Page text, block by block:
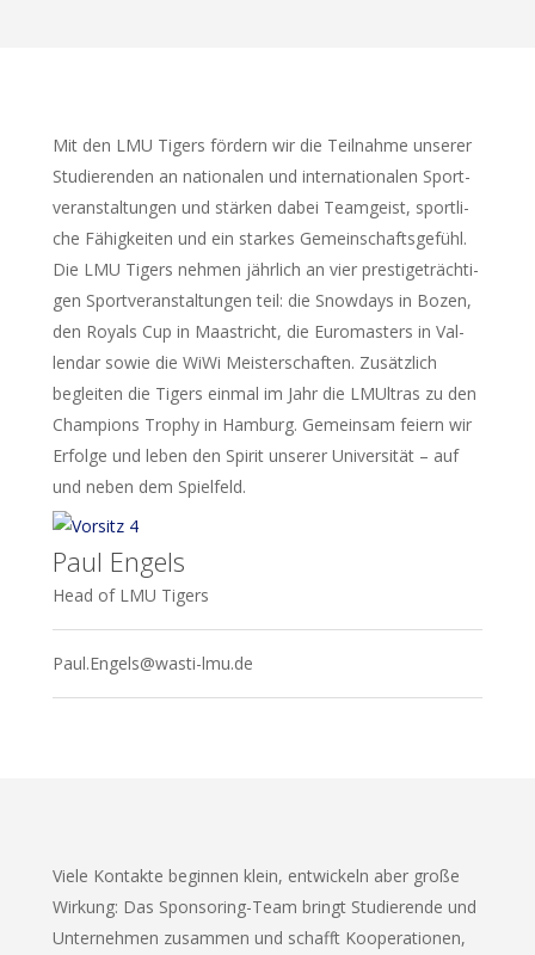
Mit den LMU Tigers för­dern wir die Teil­nah­me unse­rer
Stu­die­ren­den an natio­na­len und inter­na­tio­na­len Sport­
ver­an­stal­tun­gen und stär­ken dabei Team­geist, sport­li­
che Fähig­kei­ten und ein star­kes Gemein­schafts­ge­fühl.
Die LMU Tigers neh­men jähr­lich an vier pres­ti­ge­träch­ti­
gen Sport­ver­an­stal­tun­gen teil: die Snow­days in Bozen,
den Royals Cup in Maas­tricht, die Euro­mas­ters in Val­
len­dar sowie die WiWi Meis­ter­schaf­ten. Zusätz­lich
beglei­ten die Tigers ein­mal im Jahr die LMUl­tras zu den
Cham­pi­ons Tro­phy in Ham­burg. Gemein­sam fei­ern wir
Erfol­ge und leben den Spi­rit unse­rer Uni­ver­si­tät – auf
und neben dem Spielfeld.
Paul Engels
Head of LMU Tigers
Paul.Engels@wasti-lmu.de
Vie­le Kon­tak­te begin­nen klein, ent­wi­ckeln aber gro­ße
Wir­kung: Das Spon­so­ring-Team bringt Stu­die­ren­de und
Unter­neh­men zusam­men und schafft Koope­ra­tio­nen,